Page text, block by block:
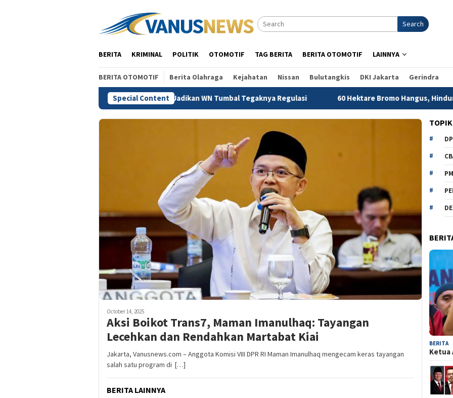
Search
BERITA KRIMINAL POLITIK OTOMOTIF TAG BERITA BERITA OTOMOTIF LAINNYA
BERITA OTOMOTIF Berita Olahraga Kejahatan Nissan Bulutangkis DKI Jakarta Gerindra
Special Content
Vidi Batal Demi Hukum, Jangan Jadikan WN Tumbal Tegaknya Regulasi 60 Hektare Bromo Hangus, Hindun Anisah
October 14, 2025
Aksi Boikot Trans7, Maman Imanulhaq: Tayangan
Lecehkan dan Rendahkan Martabat Kiai
Jakarta, Vanusnews.com – Anggota Komisi VIII DPR RI Maman Imanulhaq mengecam keras tayangan
salah satu program di […]
BERITA LAINNYA
BERITA
Ketua